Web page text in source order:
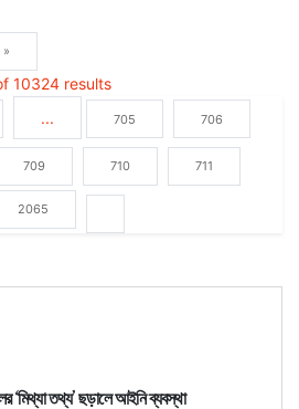
»
10324 results
... 705 706
709 710 711
2065
‘মিথ্যা তথ্য’ ছড়ালে আইনি ব্যবস্থা